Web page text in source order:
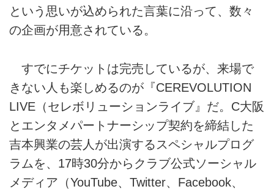
という思いが込められた言葉に沿って、数々
の企画が用意されている。
すでにチケットは完売しているが、来場で
きない人も楽しめるのが『CEREVOLUTION
LIVE（セレボリューションライブ』だ。C大阪
とエンタメパートナーシップ契約を締結した
吉本興業の芸人が出演するスペシャルプログ
ラムを、17時30分からクラブ公式ソーシャル
メディア（YouTube、Twitter、Facebook、